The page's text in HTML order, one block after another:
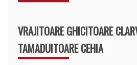
VRAJITOARE GHICITOARE
TAMADUITOARE CEHIA